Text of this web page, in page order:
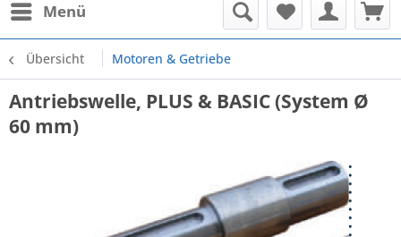
Menü
Übersicht Motoren & Getriebe
Antriebswelle, PLUS & BASIC (System Ø
60 mm)